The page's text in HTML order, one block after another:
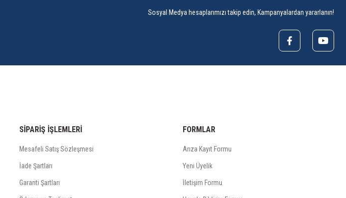
Sosyal Medya hesaplarımızı takip edin, Kampanyalardan yararlanın!
SİPARİŞ İŞLEMLERİ
Mesafeli Satış Sözleşmesi
İade Şartları
Garanti Şartları
FORMLAR
Arıza Kayıt Formu
Yeni Üyelik
İletişim Formu